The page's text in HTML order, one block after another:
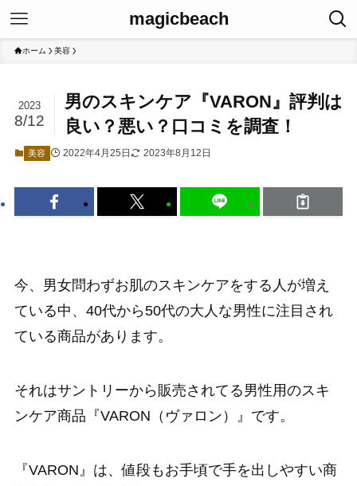
magicbeach
ホーム 美容
男のスキンケア『VARON』評判は
良い？悪い？口コミを調査！
2023
8/12
美容 2022年4月25日 2023年8月12日
今、男女問わずお肌のスキンケアをする人が増え
ている中、40代から50代の大人な男性に注目され
ている商品があります。
それはサントリーから販売されてる男性用のスキ
ンケア商品『VARON（ヴァロン）』です。
『VARON』は、値段もお手頃で手を出しやすい商